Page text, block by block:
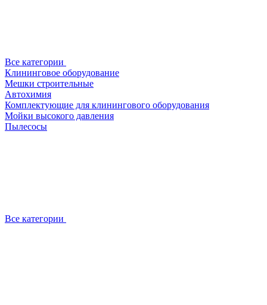
Все категории
Клининговое оборудование
Мешки строительные
Автохимия
Комплектующие для клинингового оборудования
Мойки высокого давления
Пылесосы
Все категории